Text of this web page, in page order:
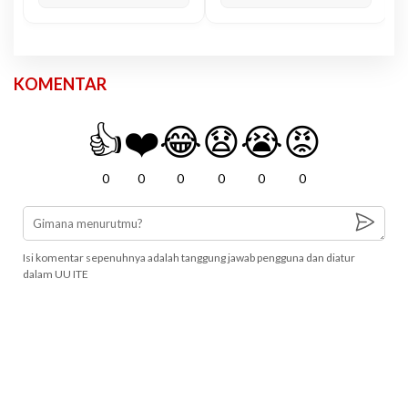
KOMENTAR
👍
0
❤️
0
😂
0
😧
0
😭
0
😡
0
Isi komentar sepenuhnya adalah tanggung jawab pengguna dan diatur
dalam UU ITE